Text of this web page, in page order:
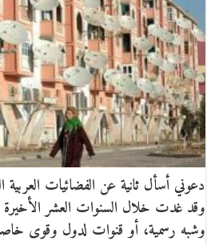
دعوني أسأل ثانية عن الفضائيات العربية
وقد غدت خلال السنوات العشر
وشبه رسمية، أو قنوات لدول وقوى خاصة